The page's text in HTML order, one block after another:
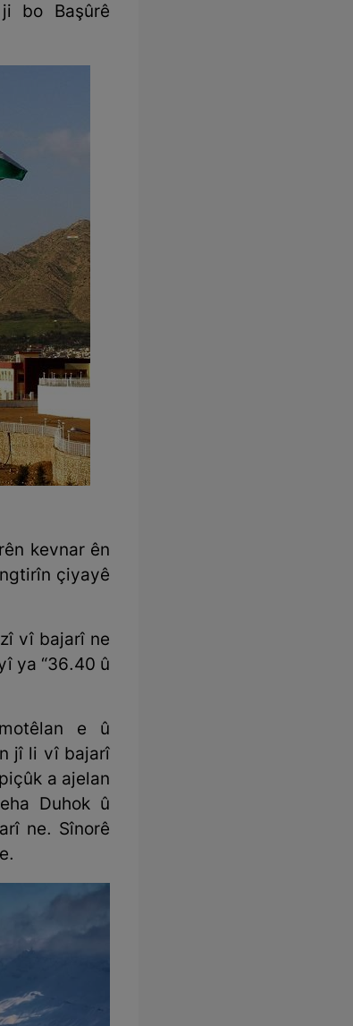
bo Başûrê
kevnar ên
çiyayê
vî bajarî ne
ya “36.40 û
e û
jî li vî bajarî
a ajelan
Duhok û
ne. Sînorê